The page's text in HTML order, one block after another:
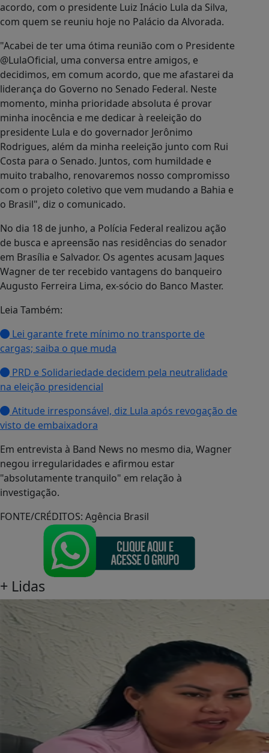
acordo, com o presidente Luiz Inácio Lula da Silva,
com quem se reuniu hoje no Palácio da Alvorada.
"Acabei de ter uma ótima reunião com o Presidente
@LulaOficial, uma conversa entre amigos, e
decidimos, em comum acordo, que me afastarei da
liderança do Governo no Senado Federal. Neste
momento, minha prioridade absoluta é provar
minha inocência e me dedicar à reeleição do
presidente Lula e do governador Jerônimo
Rodrigues, além da minha reeleição junto com Rui
Costa para o Senado. Juntos, com humildade e
muito trabalho, renovaremos nosso compromisso
com o projeto coletivo que vem mudando a Bahia e
o Brasil", diz o comunicado.
No dia 18 de junho, a Polícia Federal realizou ação
de busca e apreensão nas residências do senador
em Brasília e Salvador. Os agentes acusam Jaques
Wagner de ter recebido vantagens do banqueiro
Augusto Ferreira Lima, ex-sócio do Banco Master.
Leia Também:
Lei garante frete mínimo no transporte de
cargas; saiba o que muda
PRD e Solidariedade decidem pela neutralidade
na eleição presidencial
Atitude irresponsável, diz Lula após revogação de
visto de embaixadora
Em entrevista à Band News no mesmo dia, Wagner
negou irregularidades e afirmou estar
"absolutamente tranquilo" em relação à
investigação.
FONTE/CRÉDITOS: Agência Brasil
+ Lidas